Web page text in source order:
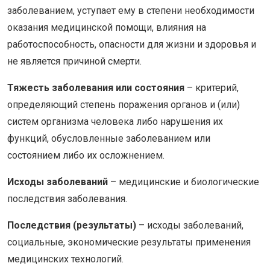
заболеванием, уступает ему в степени необходимости
оказания медицинской помощи, влияния на
работоспособность, опасности для жизни и здоровья и
не является причиной смерти.
Тяжесть заболевания или состояния – критерий,
определяющий степень поражения органов и (или)
систем организма человека либо нарушения их
функций, обусловленные заболеванием или
состоянием либо их осложнением.
Исходы заболеваний – медицинские и биологические
последствия заболевания.
Последствия (результаты) – исходы заболеваний,
социальные, экономические результаты применения
медицинских технологий.